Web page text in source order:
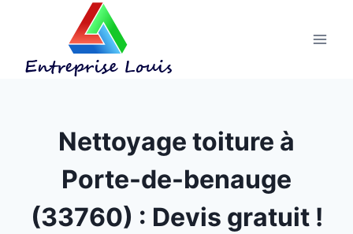
Nettoyage toiture à
Porte-de-benauge
(33760) : Devis gratuit !